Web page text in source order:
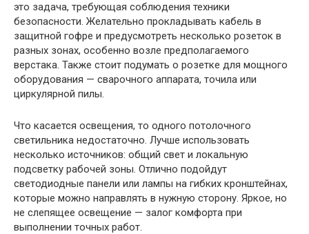
это задача, требующая соблюдения техники
безопасности. Желательно прокладывать кабель в
защитной гофре и предусмотреть несколько розеток в
разных зонах, особенно возле предполагаемого
верстака. Также стоит подумать о розетке для мощного
оборудования — сварочного аппарата, точила или
циркулярной пилы.
Что касается освещения, то одного потолочного
светильника недостаточно. Лучше использовать
несколько источников: общий свет и локальную
подсветку рабочей зоны. Отлично подойдут
светодиодные панели или лампы на гибких кронштейнах,
которые можно направлять в нужную сторону. Яркое, но
не слепящее освещение — залог комфорта при
выполнении точных работ.